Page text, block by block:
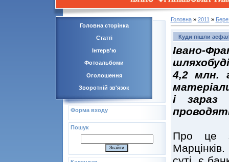
Головна сторінка
Статті
Інтерв'ю
Фотоальбоми
Оголошення
Зворотній зв'язок
Форма входу
Пошук
Головна» 2011 »
Куди пішли
Івано-
4,2 млн.
і зараз
Про це